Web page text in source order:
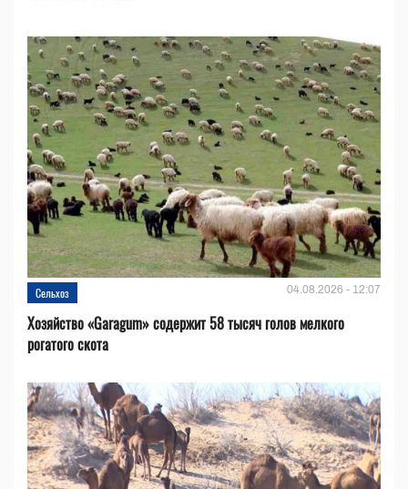
Сельхоз 04.08.2026 - 12:07
Хозяйство «Garagum» содержит 58 тысяч голов мелкого
рогатого скота